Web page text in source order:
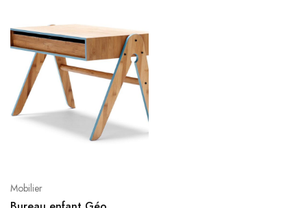
Mobilier